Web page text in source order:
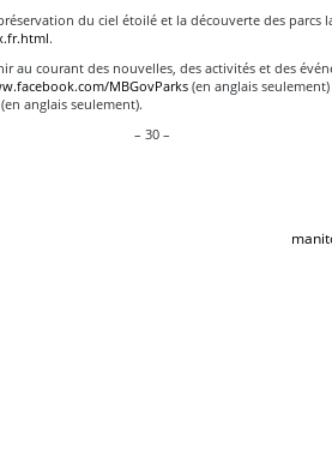
du ciel étoilé et la découverte des parcs
.
au courant des nouvelles, des activités et des
MBGovParks (en anglais
(en anglais seulement).
– 30 –